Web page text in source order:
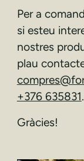
Per a
si esteu
nostres
plau
+376 635831.
Gràcies!